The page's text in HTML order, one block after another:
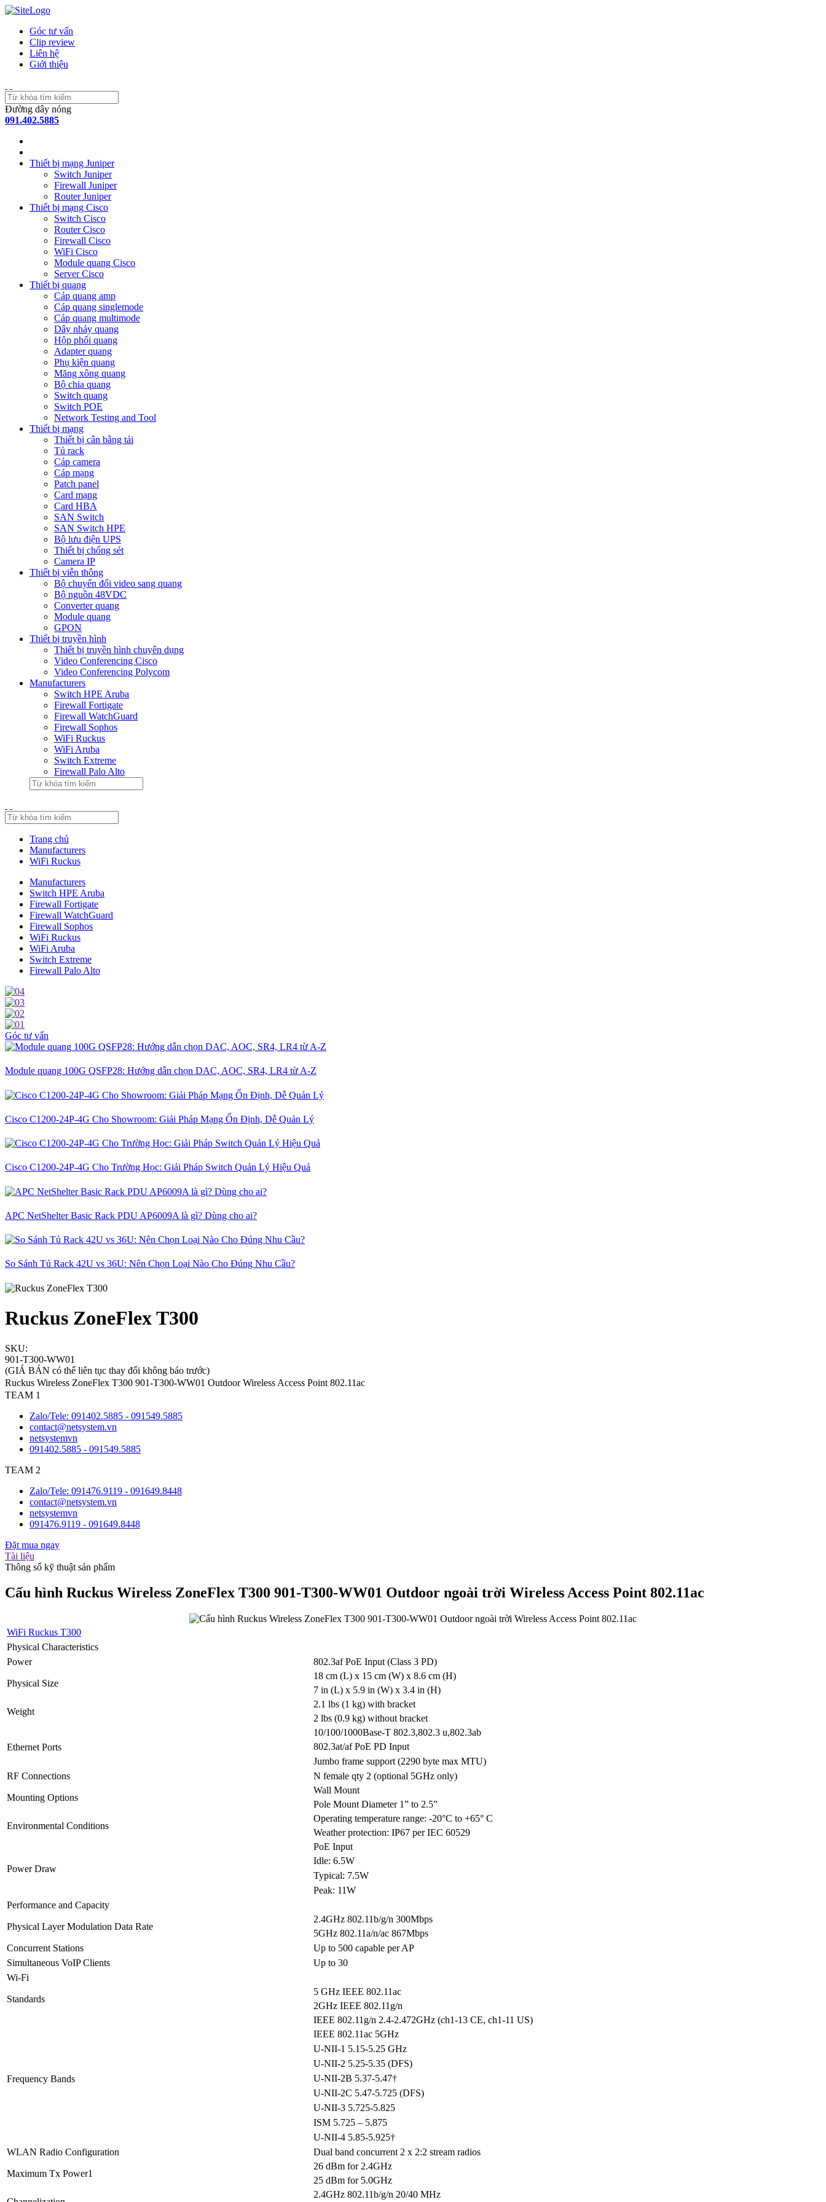
Góc tư vấn
Clip review
Liên hệ
Giới thiệu
Đường dây nóng
091.402.5885
Thiết bị mạng Juniper
Switch Juniper
Firewall Juniper
Router Juniper
Thiết bị mạng Cisco
Switch Cisco
Router Cisco
Firewall Cisco
WiFi Cisco
Module quang Cisco
Server Cisco
Thiết bị quang
Cáp quang amp
Cáp quang singlemode
Cáp quang multimode
Dây nhảy quang
Hộp phối quang
Adapter quang
Phụ kiện quang
Măng xông quang
Bộ chia quang
Switch quang
Switch POE
Network Testing and Tool
Thiết bị mạng
Thiết bị cân bằng tải
Tủ rack
Cáp camera
Cáp mạng
Patch panel
Card mạng
Card HBA
SAN Switch
SAN Switch HPE
Bộ lưu điện UPS
Thiết bị chống sét
Camera IP
Thiết bị viễn thông
Bộ chuyển đổi video sang quang
Bộ nguồn 48VDC
Converter quang
Module quang
GPON
Thiết bị truyền hình
Thiết bị truyền hình chuyên dụng
Video Conferencing Cisco
Video Conferencing Polycom
Manufacturers
Switch HPE Aruba
Firewall Fortigate
Firewall WatchGuard
Firewall Sophos
WiFi Ruckus
WiFi Aruba
Switch Extreme
Firewall Palo Alto
Trang chủ
Manufacturers
WiFi Ruckus
Manufacturers
Switch HPE Aruba
Firewall Fortigate
Firewall WatchGuard
Firewall Sophos
WiFi Ruckus
WiFi Aruba
Switch Extreme
Firewall Palo Alto
Góc tư vấn
Module quang 100G QSFP28: Hướng dẫn chọn DAC, AOC, SR4, LR4 từ A-Z
Cisco C1200-24P-4G Cho Showroom: Giải Pháp Mạng Ổn Định, Dễ Quản Lý
Cisco C1200-24P-4G Cho Trường Học: Giải Pháp Switch Quản Lý Hiệu Quả
APC NetShelter Basic Rack PDU AP6009A là gì? Dùng cho ai?
So Sánh Tủ Rack 42U vs 36U: Nên Chọn Loại Nào Cho Đúng Nhu Cầu?
Ruckus ZoneFlex T300
SKU:
901-T300-WW01
(GIÁ BÁN có thể liên tục thay đổi không báo trước)
Ruckus Wireless ZoneFlex T300 901-T300-WW01 Outdoor Wireless Access Point 802.11ac
TEAM 1
Zalo/Tele: 091402.5885 - 091549.5885
contact@netsystem.vn
netsystemvn
091402.5885 - 091549.5885
TEAM 2
Zalo/Tele: 091476.9119 - 091649.8448
contact@netsystem.vn
netsystemvn
091476.9119 - 091649.8448
Đặt mua ngay
Tài liệu
Thông số kỹ thuật sản phẩm
Cấu hình Ruckus Wireless ZoneFlex T300 901-T300-WW01 Outdoor ngoài trời Wireless Access Point 802.11ac
WiFi Ruckus T300
Physical Characteristics
Power
802.3af PoE Input (Class 3 PD)
Physical Size
18 cm (L) x 15 cm (W) x 8.6 cm (H)
7 in (L) x 5.9 in (W) x 3.4 in (H)
Weight
2.1 lbs (1 kg) with bracket
2 lbs (0.9 kg) without bracket
Ethernet Ports
10/100/1000Base-T 802.3,802.3 u,802.3ab
802.3at/af PoE PD Input
Jumbo frame support (2290 byte max MTU)
RF Connections
N female qty 2 (optional 5GHz only)
Mounting Options
Wall Mount
Pole Mount Diameter 1” to 2.5”
Environmental Conditions
Operating temperature range: -20°C to +65° C
Weather protection: IP67 per IEC 60529
Power Draw
PoE Input
Idle: 6.5W
Typical: 7.5W
Peak: 11W
Performance and Capacity
Physical Layer Modulation Data Rate
2.4GHz 802.11b/g/n 300Mbps
5GHz 802.11a/n/ac 867Mbps
Concurrent Stations
Up to 500 capable per AP
Simultaneous VoIP Clients
Up to 30
Wi-Fi
Standards
5 GHz IEEE 802.11ac
2GHz IEEE 802.11g/n
Frequency Bands
IEEE 802.11g/n 2.4-2.472GHz (ch1-13 CE, ch1-11 US)
IEEE 802.11ac 5GHz
U-NII-1 5.15-5.25 GHz
U-NII-2 5.25-5.35 (DFS)
U-NII-2B 5.37-5.47†
U-NII-2C 5.47-5.725 (DFS)
U-NII-3 5.725-5.825
ISM 5.725 – 5.875
U-NII-4 5.85-5.925†
WLAN Radio Configuration
Dual band concurrent 2 x 2:2 stream radios
Maximum Tx Power1
26 dBm for 2.4GHz
25 dBm for 5.0GHz
2.4GHz 802.11b/g/n 20/40 MHz